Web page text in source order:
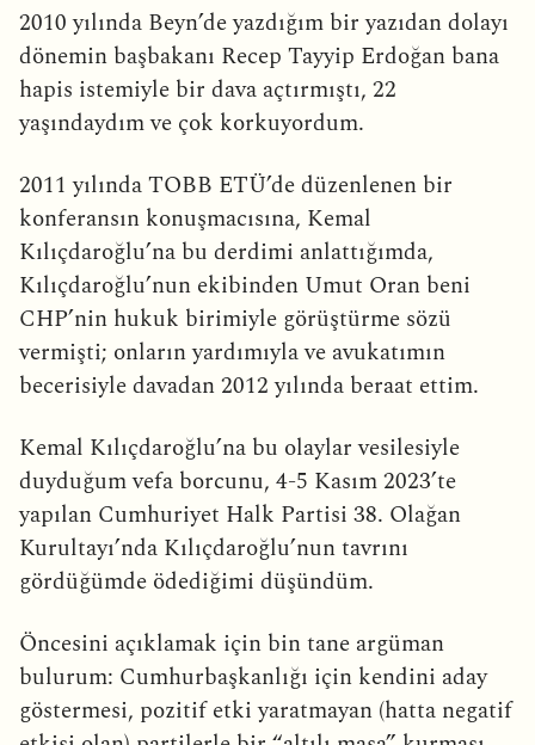
2010 yılında Beyn’de yazdığım bir yazıdan dolayı
dönemin başbakanı Recep Tayyip Erdoğan bana
hapis istemiyle bir dava açtırmıştı, 22
yaşındaydım ve çok korkuyordum.
2011 yılında TOBB ETÜ’de düzenlenen bir
konferansın konuşmacısına, Kemal
Kılıçdaroğlu’na bu derdimi anlattığımda,
Kılıçdaroğlu’nun ekibinden Umut Oran beni
CHP’nin hukuk birimiyle görüştürme sözü
vermişti; onların yardımıyla ve avukatımın
becerisiyle davadan 2012 yılında beraat ettim.
Kemal Kılıçdaroğlu’na bu olaylar vesilesiyle
duyduğum vefa borcunu, 4-5 Kasım 2023’te
yapılan Cumhuriyet Halk Partisi 38. Olağan
Kurultayı’nda Kılıçdaroğlu’nun tavrını
gördüğümde ödediğimi düşündüm.
Öncesini açıklamak için bin tane argüman
bulurum: Cumhurbaşkanlığı için kendini aday
göstermesi, pozitif etki yaratmayan (hatta negatif